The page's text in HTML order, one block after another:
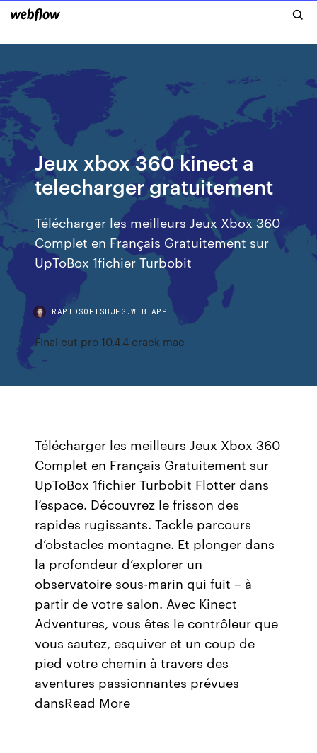
Jeux xbox 360 kinect a
telecharger gratuitement
Télécharger les meilleurs Jeux Xbox 360
Complet en Français Gratuitement sur
UpToBox 1fichier Turbobit
RAPIDSOFTSBJFG.WEB.APP
Final cut pro 10.4.4 crack mac
Télécharger les meilleurs Jeux Xbox 360
Complet en Français Gratuitement sur
UpToBox 1fichier Turbobit Flotter dans
l’espace. Découvrez le frisson des
rapides rugissants. Tackle parcours
d’obstacles montagne. Et plonger dans
la profondeur d’explorer un
observatoire sous-marin qui fuit – à
partir de votre salon. Avec Kinect
Adventures, vous êtes le contrôleur que
vous sautez, esquiver et un coup de
pied votre chemin à travers des
aventures passionnantes prévues
dansRead More